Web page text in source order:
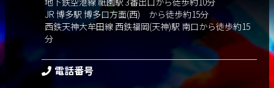
JR 博多駅 博多口方面(西) から徒歩約15分
西鉄天神大牟田線 西鉄福岡(天神)駅 南口から徒歩約15
分
電話番号